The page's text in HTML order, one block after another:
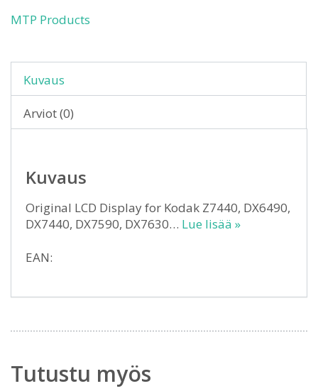
MTP Products
Kuvaus
Arviot (0)
Kuvaus
Original LCD Display for Kodak Z7440, DX6490,
DX7440, DX7590, DX7630… Lue lisää »
EAN:
Tutustu myös